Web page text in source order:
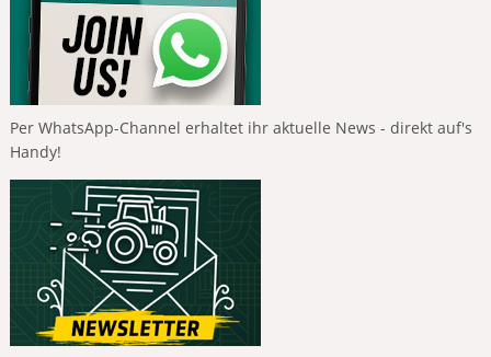
Per WhatsApp-Channel erhaltet ihr aktuelle News - direkt auf's
Handy!